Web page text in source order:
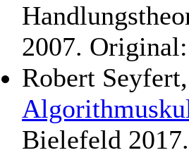
2007.
Robert
Bielefeld 2017.